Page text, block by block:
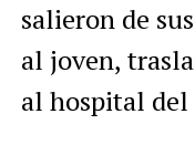
salieron de
al joven,
al hospital